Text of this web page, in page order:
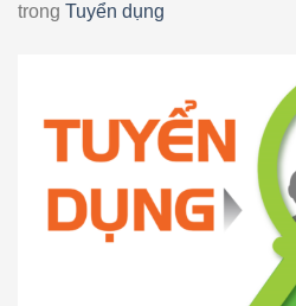
trong Tuyển dụng